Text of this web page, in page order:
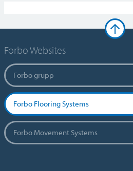
Forbo Websites
Forbo grupp
Forbo Flooring Systems
Forbo Movement Systems